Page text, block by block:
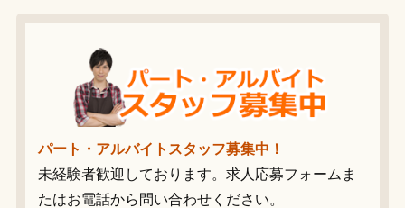
パート・アルバイトスタッフ募集中！
未経験者歓迎しております。求人応募フォームま
たはお電話から問い合わせください。